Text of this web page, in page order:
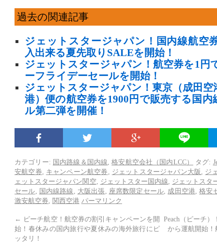
過去の関連記事
ジェットスタージャパン！国内線航空
入出来る夏先取りSALEを開始！
ジェットスタージャパン！航空券を1円
ーフライデーセールを開始！
ジェットスタージャパン！東京（成田空
港）便の航空券を1900円で販売する国内
ル第二弾を開催！
カテゴリー: 国内路線＆国内線 ,格安航空会社（国内LCC） タグ:
安航空券
キャンペーン航空券 ジェットスタージャパン大阪
ジ
ェットスタージャパン関空
ジェットスター国内線
ジェットスタ
セール
国内線路線 大阪出張 座席数限定セール 成田空港 ,格安
激安航空券
関西空港 パーマリンク
← ピーチ航空！航空券の割引キャンペーンを開
始！春休みの国内旅行や夏休みの海外旅行にピ
ッタリ！
Peach（ピーチ
から運航開始！